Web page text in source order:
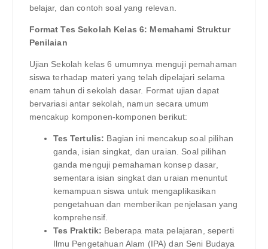
belajar, dan contoh soal yang relevan.
Format Tes Sekolah Kelas 6: Memahami Struktur
Penilaian
Ujian Sekolah kelas 6 umumnya menguji pemahaman
siswa terhadap materi yang telah dipelajari selama
enam tahun di sekolah dasar. Format ujian dapat
bervariasi antar sekolah, namun secara umum
mencakup komponen-komponen berikut:
Tes Tertulis: Bagian ini mencakup soal pilihan
ganda, isian singkat, dan uraian. Soal pilihan
ganda menguji pemahaman konsep dasar,
sementara isian singkat dan uraian menuntut
kemampuan siswa untuk mengaplikasikan
pengetahuan dan memberikan penjelasan yang
komprehensif.
Tes Praktik: Beberapa mata pelajaran, seperti
Ilmu Pengetahuan Alam (IPA) dan Seni Budaya